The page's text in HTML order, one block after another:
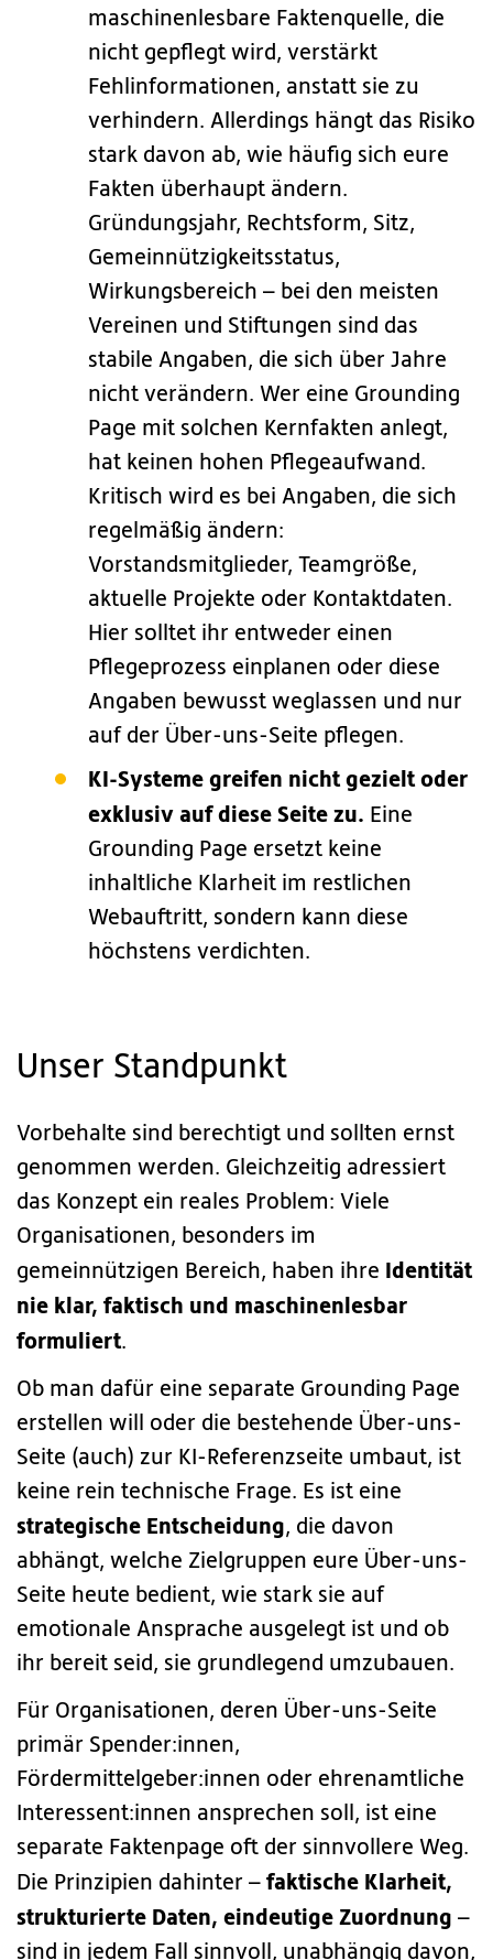
maschinenlesbare Faktenquelle, die
nicht gepflegt wird, verstärkt
Fehlinformationen, anstatt sie zu
verhindern. Allerdings hängt das Risiko
stark davon ab, wie häufig sich eure
Fakten überhaupt ändern.
Gründungsjahr, Rechtsform, Sitz,
Gemeinnützigkeitsstatus,
Wirkungsbereich – bei den meisten
Vereinen und Stiftungen sind das
stabile Angaben, die sich über Jahre
nicht verändern. Wer eine Grounding
Page mit solchen Kernfakten anlegt,
hat keinen hohen Pflegeaufwand.
Kritisch wird es bei Angaben, die sich
regelmäßig ändern:
Vorstandsmitglieder, Teamgröße,
aktuelle Projekte oder Kontaktdaten.
Hier solltet ihr entweder einen
Pflegeprozess einplanen oder diese
Angaben bewusst weglassen und nur
auf der Über-uns-Seite pflegen.
KI-Systeme greifen nicht gezielt oder
exklusiv auf diese Seite zu. Eine
Grounding Page ersetzt keine
inhaltliche Klarheit im restlichen
Webauftritt, sondern kann diese
höchstens verdichten.
Unser Standpunkt
Vorbehalte sind berechtigt und sollten ernst
genommen werden. Gleichzeitig adressiert
das Konzept ein reales Problem: Viele
Organisationen, besonders im
gemeinnützigen Bereich, haben ihre Identität
nie klar, faktisch und maschinenlesbar
formuliert.
Ob man dafür eine separate Grounding Page
erstellen will oder die bestehende Über-uns-
Seite (auch) zur KI-Referenzseite umbaut, ist
keine rein technische Frage. Es ist eine
strategische Entscheidung, die davon
abhängt, welche Zielgruppen eure Über-uns-
Seite heute bedient, wie stark sie auf
emotionale Ansprache ausgelegt ist und ob
ihr bereit seid, sie grundlegend umzubauen.
Für Organisationen, deren Über-uns-Seite
primär Spender:innen,
Fördermittelgeber:innen oder ehrenamtliche
Interessent:innen ansprechen soll, ist eine
separate Faktenpage oft der sinnvollere Weg.
Die Prinzipien dahinter – faktische Klarheit,
strukturierte Daten, eindeutige Zuordnung –
sind in jedem Fall sinnvoll, unabhängig davon,